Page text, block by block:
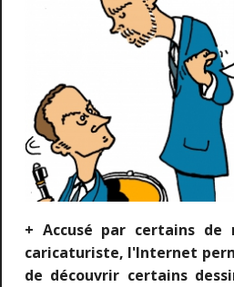
+ Accusé par certains
caricaturiste, l'Internet
de découvrir certains